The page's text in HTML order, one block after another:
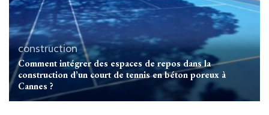
construction
Comment intégrer des espaces de repos dans la
construction d’un court de tennis en béton poreux à
Cannes ?